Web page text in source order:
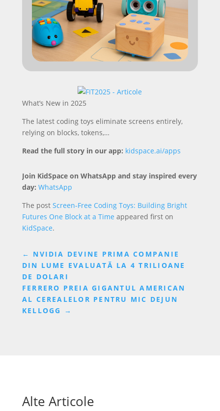
What’s New in 2025
The latest coding toys eliminate screens entirely,
relying on blocks, tokens,…
Read the full story in our app: kidspace.ai/apps
Join KidSpace on WhatsApp and stay inspired every
day: WhatsApp
The post Screen-Free Coding Toys: Building Bright
Futures One Block at a Time appeared first on
KidSpace.
← NVIDIA DEVINE PRIMA COMPANIE
DIN LUME EVALUATĂ LA 4 TRILIOANE
DE DOLARI
FERRERO PREIA GIGANTUL AMERICAN
AL CEREALELOR PENTRU MIC DEJUN
KELLOGG
→
Alte Articole